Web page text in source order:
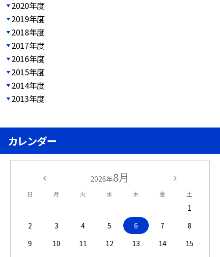
2020年度
2019年度
2018年度
2017年度
2016年度
2015年度
2014年度
2013年度
カレンダー
2026年8月
日 月 火 水 木 金 土
1
2
3 4 5 6 7
8
9
10 11 12 13 14
15